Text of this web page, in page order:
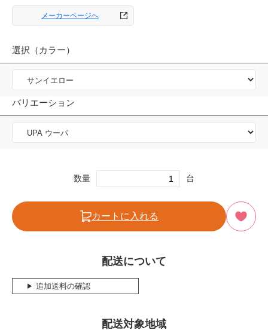
メーカーページへ
選択（カラー）
バリエーション
数量 台
カートに入れる
配送について
追加送料の確認
配送対象地域